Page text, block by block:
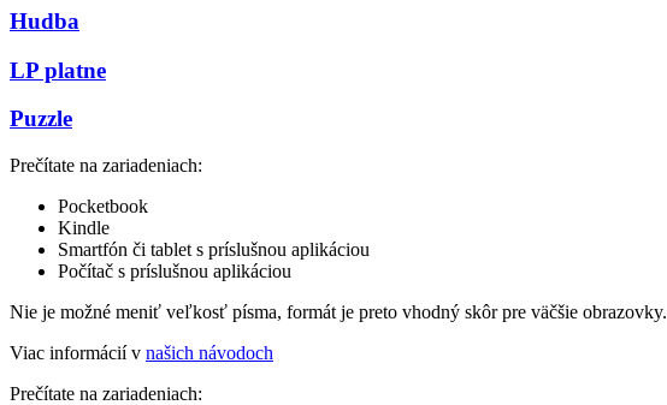
Hudba
LP platne
Puzzle
Prečítate na zariadeniach:
Pocketbook
Kindle
Smartfón či tablet s príslušnou aplikáciou
Počítač s príslušnou aplikáciou
Nie je možné meniť veľkosť písma, formát je preto vhodný skôr pre väčšie obrazovky.
Viac informácií v našich návodoch
Prečítate na zariadeniach: